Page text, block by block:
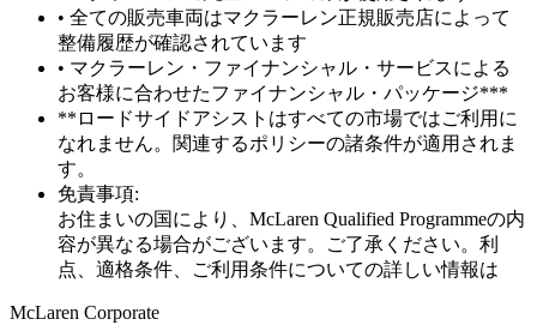
• 全ての販売車両はマクラーレン正規販売店によって
整備履歴が確認されています
• マクラーレン・ファイナンシャル・サービスによる
お客様に合わせたファイナンシャル・パッケージ***
**ロードサイドアシストはすべての市場ではご利用に
なれません。関連するポリシーの諸条件が適用されま
す。
免責事項:
お住まいの国により、McLaren Qualified Programmeの内
容が異なる場合がございます。ご了承ください。利
点、適格条件、ご利用条件についての詳しい情報は
McLaren Corporate